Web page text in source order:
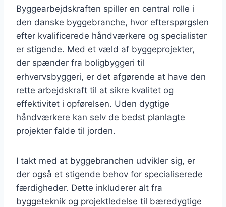
Byggearbejdskraften spiller en central rolle i
den danske byggebranche, hvor efterspørgslen
efter kvalificerede håndværkere og specialister
er stigende. Med et væld af byggeprojekter,
der spænder fra boligbyggeri til
erhvervsbyggeri, er det afgørende at have den
rette arbejdskraft til at sikre kvalitet og
effektivitet i opførelsen. Uden dygtige
håndværkere kan selv de bedst planlagte
projekter falde til jorden.
I takt med at byggebranchen udvikler sig, er
der også et stigende behov for specialiserede
færdigheder. Dette inkluderer alt fra
byggeteknik og projektledelse til bæredygtige